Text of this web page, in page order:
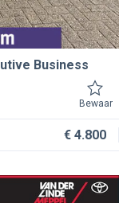
Business
Bewaar
€ 4.800